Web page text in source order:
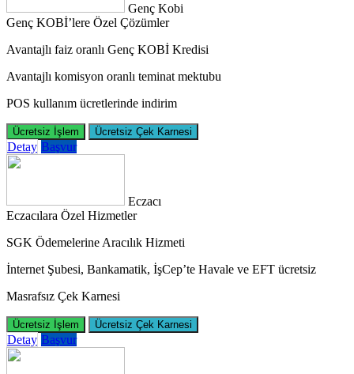
Genç Kobi
Genç KOBİ’lere Özel Çözümler
Avantajlı faiz oranlı Genç KOBİ Kredisi
Avantajlı komisyon oranlı teminat mektubu
POS kullanım ücretlerinde indirim
Ücretsiz İşlem Ücretsiz Çek Karnesi
Detay Başvur
Eczacı
Eczacılara Özel Hizmetler
SGK Ödemelerine Aracılık Hizmeti
İnternet Şubesi, Bankamatik, İşCep’te Havale ve EFT ücretsiz
Masrafsız Çek Karnesi
Ücretsiz İşlem Ücretsiz Çek Karnesi
Detay Başvur